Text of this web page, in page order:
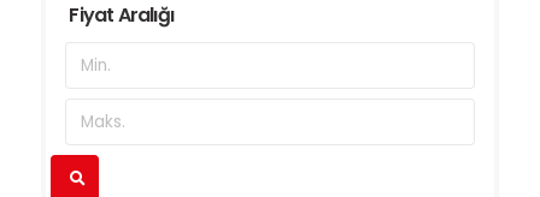
Fiyat Aralığı